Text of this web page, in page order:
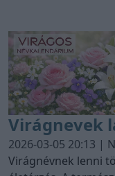
ébredésének
kibújó apró
pompázó szirmokig
Virágnevek
Nagy
2026-03-05 20:13 |
Virágnévnek lenni